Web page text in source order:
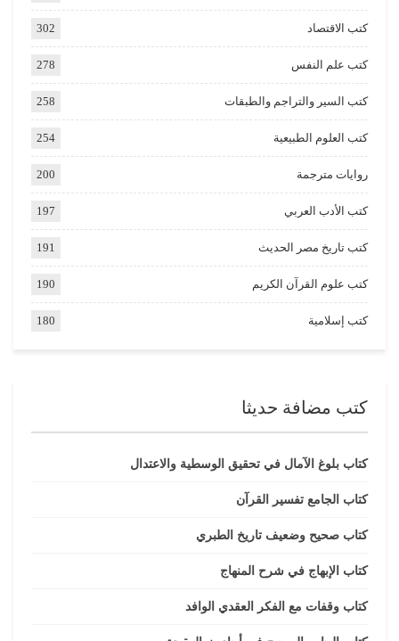
كتب الاقتصاد 302
كتب علم النفس 278
كتب السير والتراجم والطبقات 258
كتب العلوم الطبيعية 254
روايات مترجمة 200
كتب الأدب العربي 197
كتب تاريخ مصر الحديث 191
كتب علوم القرآن الكريم 190
كتب إسلامية 180
كتب مضافة حديثا
كتاب بلوغ الآمال في تحقيق الوسطية والاعتدال
كتاب الجامع تفسير القرآن
كتاب صحيح وضعيف تاريخ الطبري
كتاب الإبهاج في شرح المنهاج
كتاب وقفات مع الفكر العقدي الوافد